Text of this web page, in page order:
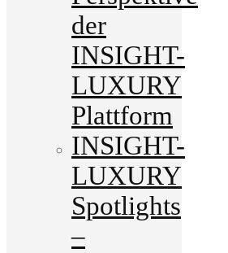
der
INSIGHT-
LUXURY
Plattform
INSIGHT-
LUXURY
Spotlights
–